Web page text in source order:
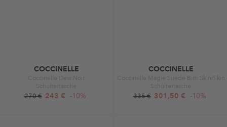
COCCINELLE
Coccinelle Dew Noir
Schultertasche
270 € 243 € -10%
COCCINELLE
Coccinelle Magie Suede Bim Skin/Skin
Schultertasche
335 € 301,50 € -10%